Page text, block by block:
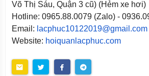
Võ Thị Sáu, Quận 3 cũ) (Hẻm xe hơi)
Hotline: 0965.88.0079 (Zalo) -
Email: lacphuc10122019@gmail.com
Website: hoiquanlacphuc.com